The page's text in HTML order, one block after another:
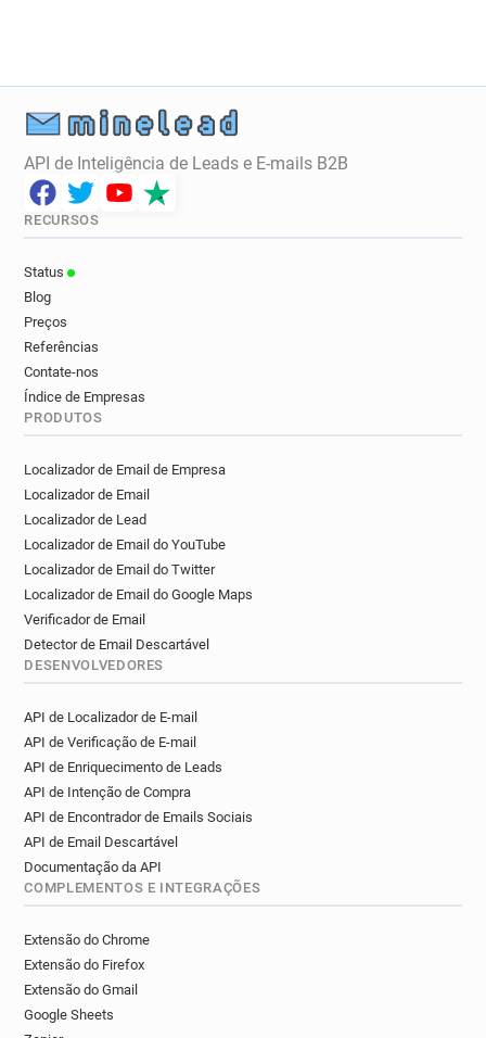
API de Inteligência de Leads e E-mails B2B
RECURSOS
Status
Blog
Preços
Referências
Contate-nos
Índice de Empresas
PRODUTOS
Localizador de Email de Empresa
Localizador de Email
Localizador de Lead
Localizador de Email do YouTube
Localizador de Email do Twitter
Localizador de Email do Google Maps
Verificador de Email
Detector de Email Descartável
DESENVOLVEDORES
API de Localizador de E-mail
API de Verificação de E-mail
API de Enriquecimento de Leads
API de Intenção de Compra
API de Encontrador de Emails Sociais
API de Email Descartável
Documentação da API
COMPLEMENTOS E INTEGRAÇÕES
Extensão do Chrome
Extensão do Firefox
Extensão do Gmail
Google Sheets